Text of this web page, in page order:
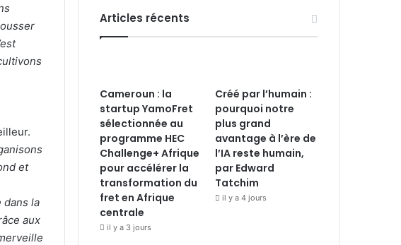
et
dans la
aux
Articles récents
Cameroun : la
startup YamoFret
sélectionnée au
programme HEC
Challenge+ Afrique
pour accélérer la
transformation du
fret en Afrique
centrale
il y a 3 jours
Créé par l’humain :
pourquoi notre
plus grand
avantage à l’ère de
l’IA reste humain,
par Edward
Tatchim
il y a 4 jours